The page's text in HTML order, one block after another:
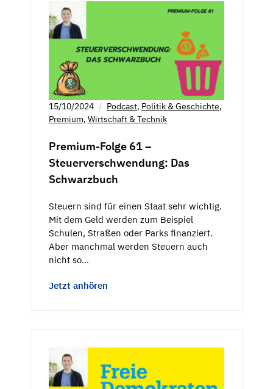
15/10/2024 Podcast, Politik & Geschichte,
Premium, Wirtschaft & Technik
Premium-Folge 61 –
Steuerverschwendung: Das
Schwarzbuch
Steuern sind für einen Staat sehr wichtig.
Mit dem Geld werden zum Beispiel
Schulen, Straßen oder Parks finanziert.
Aber manchmal werden Steuern auch
nicht so…
Jetzt anhören